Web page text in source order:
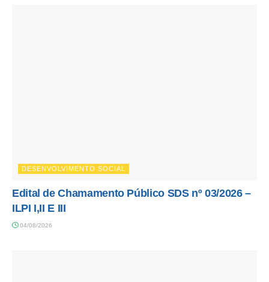
DESENVOLVIMENTO SOCIAL
Edital de Chamamento Público SDS nº 03/2026 –
ILPI I,II E III
04/08/2026